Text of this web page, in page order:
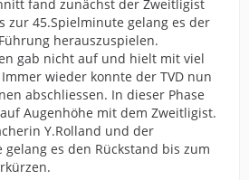
fand zunächst der Zweitligist
zur 45.Spielminute gelang es der
herauszuspielen.
gab nicht auf und hielt mit viel
wieder konnte der TVD nun
abschliessen. In dieser Phase
Augenhöhe mit dem Zweitligist.
Y.Rolland und der
es den Rückstand bis zum